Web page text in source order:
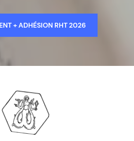
+ ADHÉSION RHT 2026